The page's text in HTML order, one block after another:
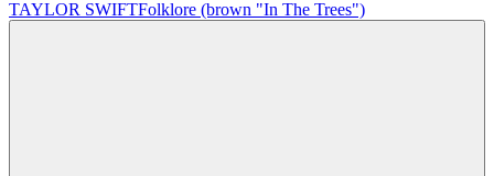
TAYLOR SWIFTFolklore (brown "In The Trees")